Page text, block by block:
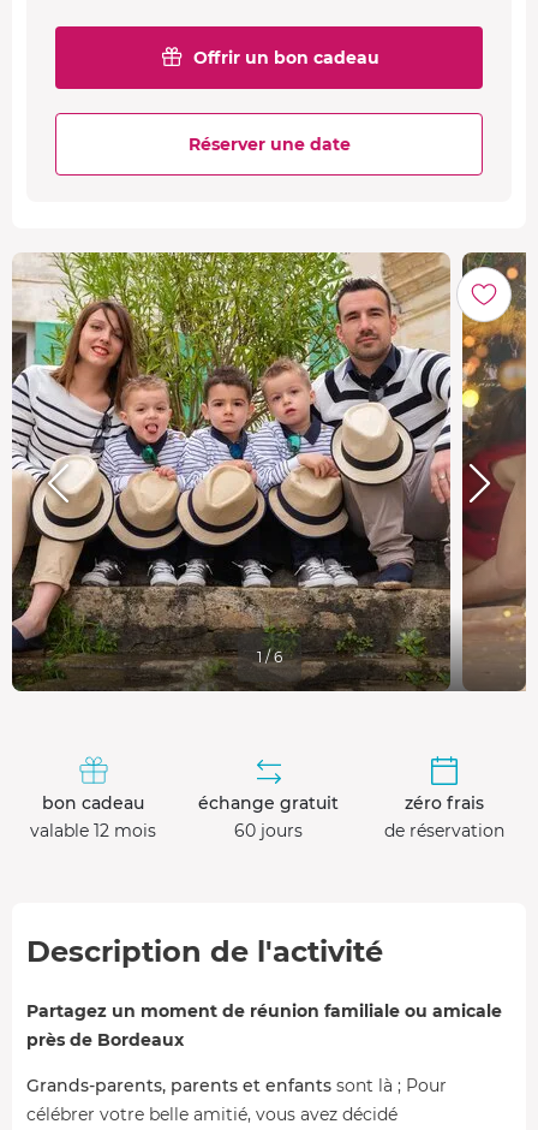
Offrir un bon cadeau
Réserver une date
1 / 6
bon cadeau
valable 12 mois
échange gratuit
60 jours
zéro frais
de réservation
Description de l'activité
Partagez un moment de réunion familiale ou amicale
près de Bordeaux
Grands-parents, parents et enfants sont là ; Pour
célébrer votre belle amitié, vous avez décidé